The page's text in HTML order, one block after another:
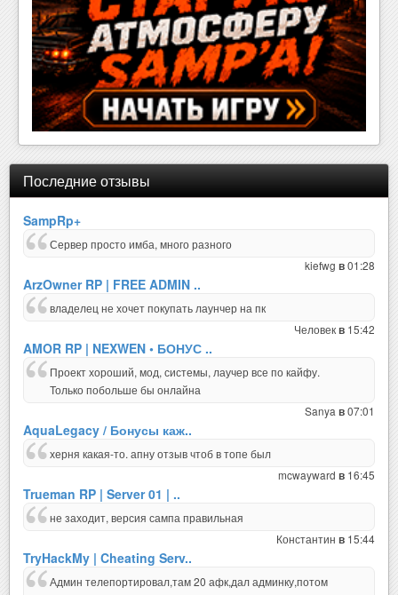
Последние отзывы
SampRp+
Сервер просто имба, много разного
kiefwg в01:28
ArzOwner RP | FREE ADMIN ..
владелец не хочет покупать лаунчер на пк
Человекв 15:42
AMOR RP | NEXWEN • БОНУС ..
Проект хороший, мод, системы, лаучер все по кайфу.
Только побольше бы онлайна
Sanya в07:01
AquaLegacy / Бонусы каж..
херня какая-то. апну отзыв чтоб в топе был
mcwayward в 16:45
Trueman RP | Server 01 | ..
не заходит, версия сампа правильная
Константин в 15:44
TryHackMy | Cheating Serv..
Админ телепортировал,там 20 афк,дал админку,потом